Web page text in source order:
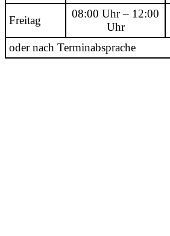
Freitag
08:00 Uhr – 12:00
Uhr
oder nach Terminabsprache